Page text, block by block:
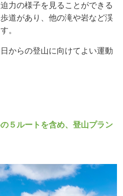
力の様子を見ることができる
道があり、他の滝や岩など渓
。
からの登山に向けてよい運動
５ルートを含め、登山プラン